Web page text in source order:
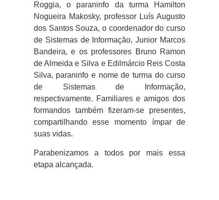
Roggia, o paraninfo da turma Hamilton
Nogueira Makosky, professor Luís Augusto
dos Santos Souza, o coordenador do curso
de Sistemas de Informação, Junior Marcos
Bandeira, e os professores Bruno Ramon
de Almeida e Silva e Edilmárcio Reis Costa
Silva, paraninfo e nome de turma do curso
de Sistemas de Informação,
respectivamente. Familiares e amigos dos
formandos também fizeram-se presentes,
compartilhando esse momento ímpar de
suas vidas.
Parabenizamos a todos por mais essa
etapa alcançada.